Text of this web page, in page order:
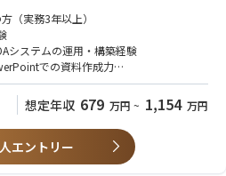
（実務3年以上）
システムの運用・構築経験
での資料作成力
内システム導入・調整の経験
セキュリティチェック・ルール設計の経
ントの知識・経験
想定年収 679 万円 ~ 1,154 万円
エントリー